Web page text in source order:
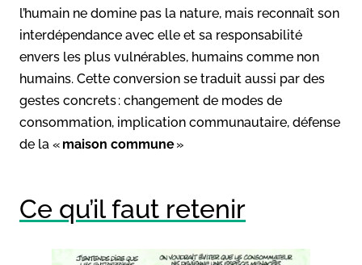
l’humain ne domine pas la nature, mais reconnaît son
interdépendance avec elle et sa responsabilité
envers les plus vulnérables, humains comme non
humains. Cette conversion se traduit aussi par des
gestes concrets : changement de modes de
consommation, implication communautaire, défense
de la « maison commune»
Ce qu’il faut retenir